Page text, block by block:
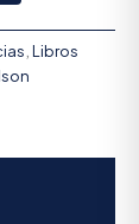
Libros